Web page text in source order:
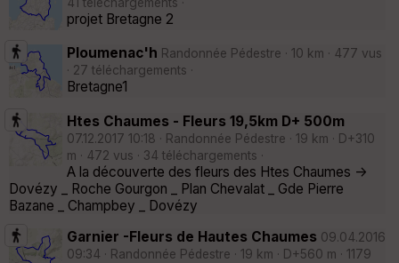
projet Bretagne 2
Ploumenac'h Randonnée Pédestre · 10 km · 477 vus
· 27 téléchargements ·
Bretagne1
Htes Chaumes - Fleurs 19,5km D+ 500m
07.12.2017 10:18 · Randonnée Pédestre · 19 km · D+310
m · 472 vus · 34 téléchargements ·
A la découverte des fleurs des Htes Chaumes ->
Dovézy _ Roche Gourgon _ Plan Chevalat _ Gde Pierre
Bazane _ Champbey _ Dovézy
Garnier -Fleurs de Hautes Chaumes 09.04.2016
09:34 · Randonnée Pédestre · 19 km · D+560 m · 1179